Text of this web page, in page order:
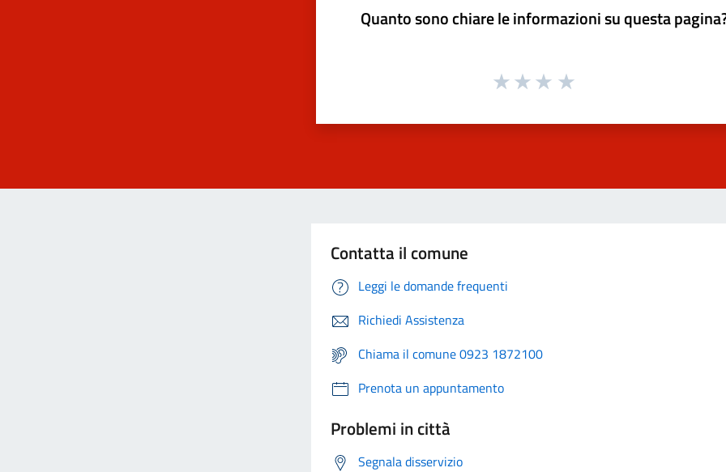
Quanto sono chiare le informazioni su questa
Contatta il comune
Leggi le domande frequenti
Richiedi Assistenza
Chiama il comune 0923 1872100
Prenota un appuntamento
Problemi in città
Segnala disservizio